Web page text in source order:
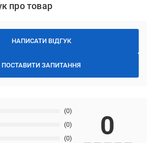
про товар
НАПИСАТИ ВІДГУК
ПОСТАВИТИ ЗАПИТАННЯ
(0)
(0)
(0)
0